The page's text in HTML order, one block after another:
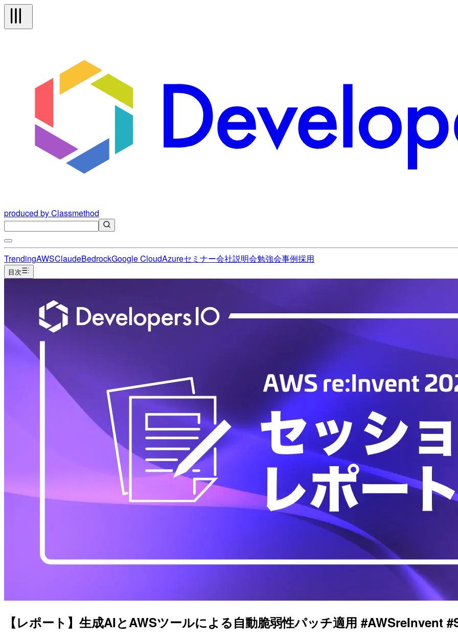
produced by Classmethod
TrendingAWSClaudeBedrockGoogle CloudAzureセミナー会社説明会勉強会事例採用
目次
【レポート】生成AIとAWSツールによる自動脆弱性パッチ適用 #AWSreInvent